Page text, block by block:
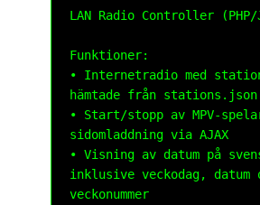
LAN Radio Controller (PHP/
Funktioner:
• Internetradio med
hämtade från stations.json
• Start/stopp av MPV-
sidomladdning via AJAX
• Visning av datum på
inklusive veckodag, datum
veckonummer